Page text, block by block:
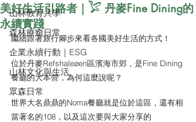
山林教育共學
森林療癒日常
企業永續行動｜ESG
山林文化與生活
眾森日常
美好生活引路者｜𓅯 丹麥Fine Dining的
永續實踐
繼續跟著旅行腳步來看各國美好生活的方式！
位於丹麥Refshaleøen區濱海市郊，是Fine Dining
餐廳的大本營，為何這麼說呢？
世界大名鼎鼎的Noma餐廳就是位於這區，還有相
當著名的108，以及這次要與大家分享的